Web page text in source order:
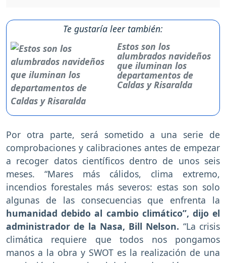
Te gustaría leer también:
Estos son los
alumbrados navideños
que iluminan los
departamentos de
Caldas y Risaralda
Por otra parte, será sometido a una serie de
comprobaciones y calibraciones antes de empezar
a recoger datos científicos dentro de unos seis
meses. “Mares más cálidos, clima extremo,
incendios forestales más severos: estas son solo
algunas de las consecuencias que enfrenta la
humanidad debido al cambio climático”, dijo el
administrador de la Nasa, Bill Nelson. “La crisis
climática requiere que todos nos pongamos
manos a la obra y SWOT es la realización de una